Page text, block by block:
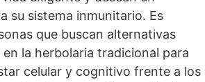
su sistema inmunitario. Es
que buscan alternativas
la herbolaria tradicional para
celular y cognitivo frente a los